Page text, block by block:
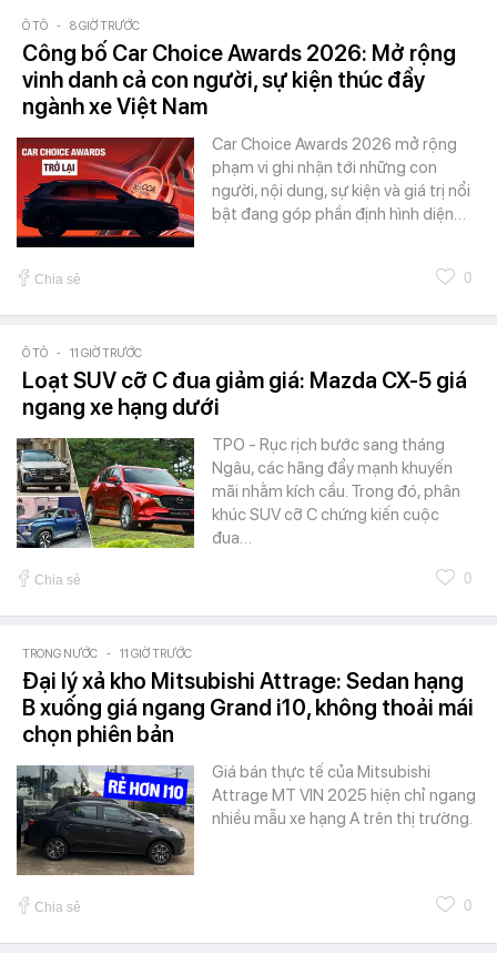
Ô TÔ - 8 GIỜ TRƯỚC
Công bố Car Choice Awards 2026: Mở rộng
vinh danh cả con người, sự kiện thúc đẩy
ngành xe Việt Nam
Car Choice Awards 2026 mở rộng
phạm vi ghi nhận tới những con
người, nội dung, sự kiện và giá trị nổi
bật đang góp phần định hình diện…
Chia sẻ 0
Ô TÔ - 11 GIỜ TRƯỚC
Loạt SUV cỡ C đua giảm giá: Mazda CX-5 giá
ngang xe hạng dưới
TPO - Rục rịch bước sang tháng
Ngâu, các hãng đẩy mạnh khuyến
mãi nhằm kích cầu. Trong đó, phân
khúc SUV cỡ C chứng kiến cuộc
đua…
Chia sẻ 0
TRONG NƯỚC - 11 GIỜ TRƯỚC
Đại lý xả kho Mitsubishi Attrage: Sedan hạng
B xuống giá ngang Grand i10, không thoải mái
chọn phiên bản
Giá bán thực tế của Mitsubishi
Attrage MT VIN 2025 hiện chỉ ngang
nhiều mẫu xe hạng A trên thị trường.
Chia sẻ 0